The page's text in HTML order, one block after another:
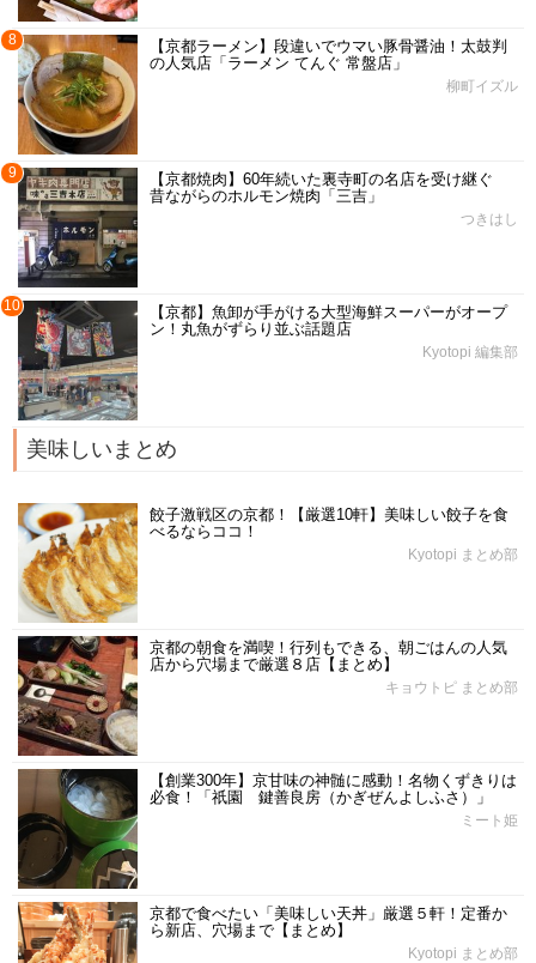
8
【京都ラーメン】段違いでウマい豚骨醤油！太鼓判
の人気店「ラーメン てんぐ 常盤店」
柳町イズル
9
【京都焼肉】60年続いた裏寺町の名店を受け継ぐ
昔ながらのホルモン焼肉「三吉」
つきはし
10
【京都】魚卸が手がける大型海鮮スーパーがオープ
ン！丸魚がずらり並ぶ話題店
Kyotopi 編集部
美味しいまとめ
餃子激戦区の京都！【厳選10軒】美味しい餃子を食
べるならココ！
Kyotopi まとめ部
京都の朝食を満喫！行列もできる、朝ごはんの人気
店から穴場まで厳選８店【まとめ】
キョウトピ まとめ部
【創業300年】京甘味の神髄に感動！名物くずきりは
必食！「祇園 鍵善良房（かぎぜんよしふさ）」
ミート姫
京都で食べたい「美味しい天丼」厳選５軒！定番か
ら新店、穴場まで【まとめ】
Kyotopi まとめ部